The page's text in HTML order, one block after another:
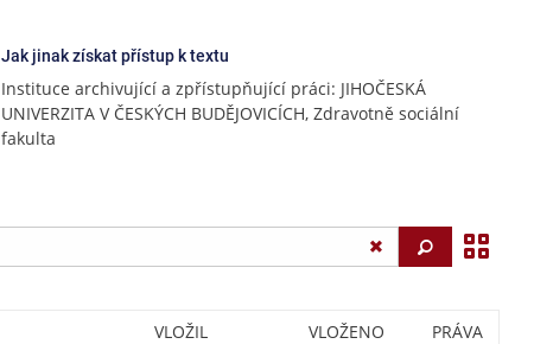
Jak jinak získat přístup k textu
Instituce archivující a zpřístupňující práci: JIHOČESKÁ
UNIVERZITA V ČESKÝCH BUDĚJOVICÍCH, Zdravotně sociální
fakulta
Vyhledat
VLOŽIL VLOŽENO PRÁVA